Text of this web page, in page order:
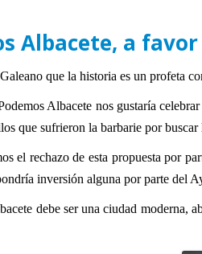
Albacete, a
que la historia es un profeta
Albacete nos gustaría
que sufrieron la barbarie por
el rechazo de esta propuesta por
inversión alguna por parte del
debe ser una ciudad moderna,